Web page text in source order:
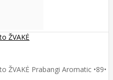
ŽVAKĖ
ŽVAKĖ Prabangi Aromatic •89•